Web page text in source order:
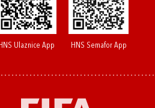
HNS Ulaznice App HNS Semafor App